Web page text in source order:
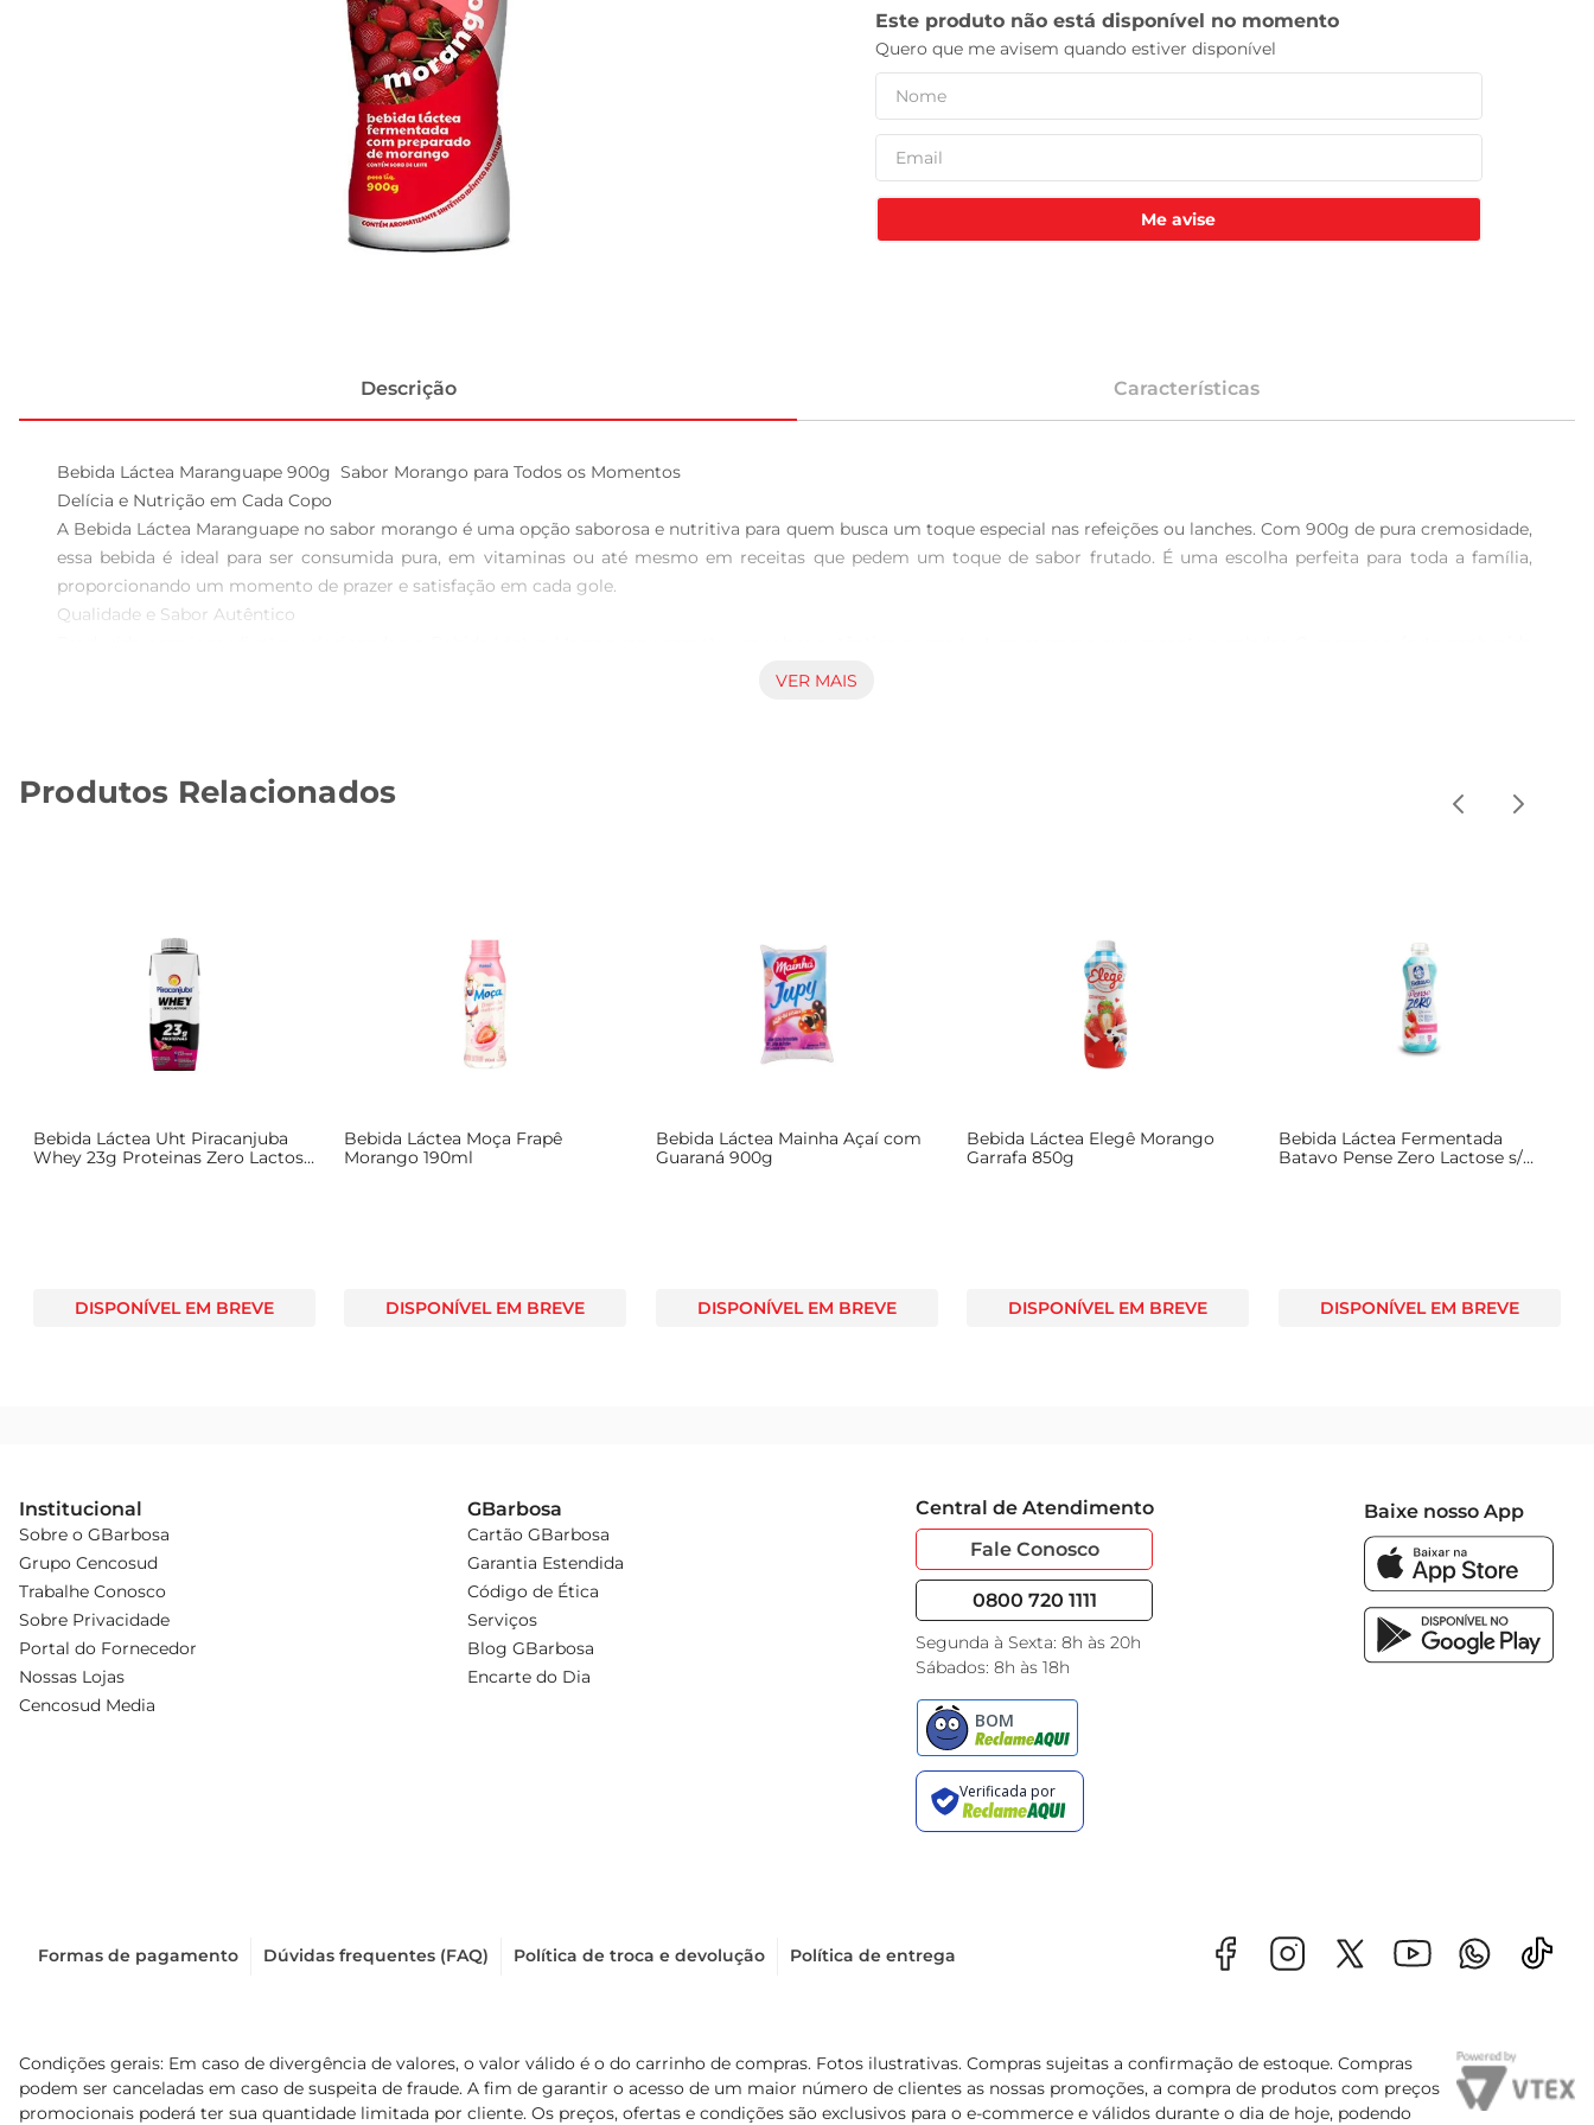
Me avise
Descrição Características
Bebida Láctea Maranguape 900g  Sabor Morango para Todos os Momentos
Delícia e Nutrição em Cada Copo
A Bebida Láctea Maranguape no sabor morango é uma opção saborosa e nutritiva para quem busca um toque especial nas refeições ou lanches. Com 900g de pura cremosidade,
essa bebida é ideal para ser consumida pura, em vitaminas ou até mesmo em receitas que pedem um toque de sabor frutado. É uma escolha perfeita para toda a família,
proporcionando um momento de prazer e satisfação em cada gole.
Qualidade e Sabor Autêntico
por seu sabor doce e refrescante, traz um toque especial que combina com diversas ocasiões, seja no café da manhã, no lanche da tarde ou como acompanhamento em
sobremesas geladas. Sua versatilidade permite que você crie pratos incríveis, sempre com o sabor marcante do morango.
VER MAIS
Produtos Relacionados
Bebida Láctea Uht Piracanjuba
Whey 23g Proteinas Zero Lactose
DISPONÍVEL EM BREVE
Bebida Láctea Moça Frapê
Morango 190ml
DISPONÍVEL EM BREVE
Bebida Láctea Mainha Açaí com
Guaraná 900g
DISPONÍVEL EM BREVE
Bebida Láctea Elegê Morango
Garrafa 850g
DISPONÍVEL EM BREVE
Bebida Láctea Fermentada
Batavo Pense Zero Lactose s/
DISPONÍVEL EM BREVE
Institucional
Sobre o GBarbosa
Grupo Cencosud
Trabalhe Conosco
Sobre Privacidade
Portal do Fornecedor
Nossas Lojas
Cencosud Media
GBarbosa
Cartão GBarbosa
Garantia Estendida
Código de Ética
Serviços
Blog GBarbosa
Encarte do Dia
Central de Atendimento
Fale Conosco
0800 720 1111
Segunda à Sexta: 8h às 20h
Sábados: 8h às 18h
Baixe nosso App
Formas de pagamento Dúvidas frequentes (FAQ) Política de troca e devolução Política de entrega
Condições gerais: Em caso de divergência de valores, o valor válido é o do carrinho de compras. Fotos ilustrativas. Compras sujeitas a confirmação de estoque. Compras
podem ser canceladas em caso de suspeita de fraude. A fim de garantir o acesso de um maior número de clientes as nossas promoções, a compra de produtos com preços
promocionais poderá ter sua quantidade limitada por cliente. Os preços, ofertas e condições são exclusivos para o e-commerce e válidos durante o dia de hoje, podendo